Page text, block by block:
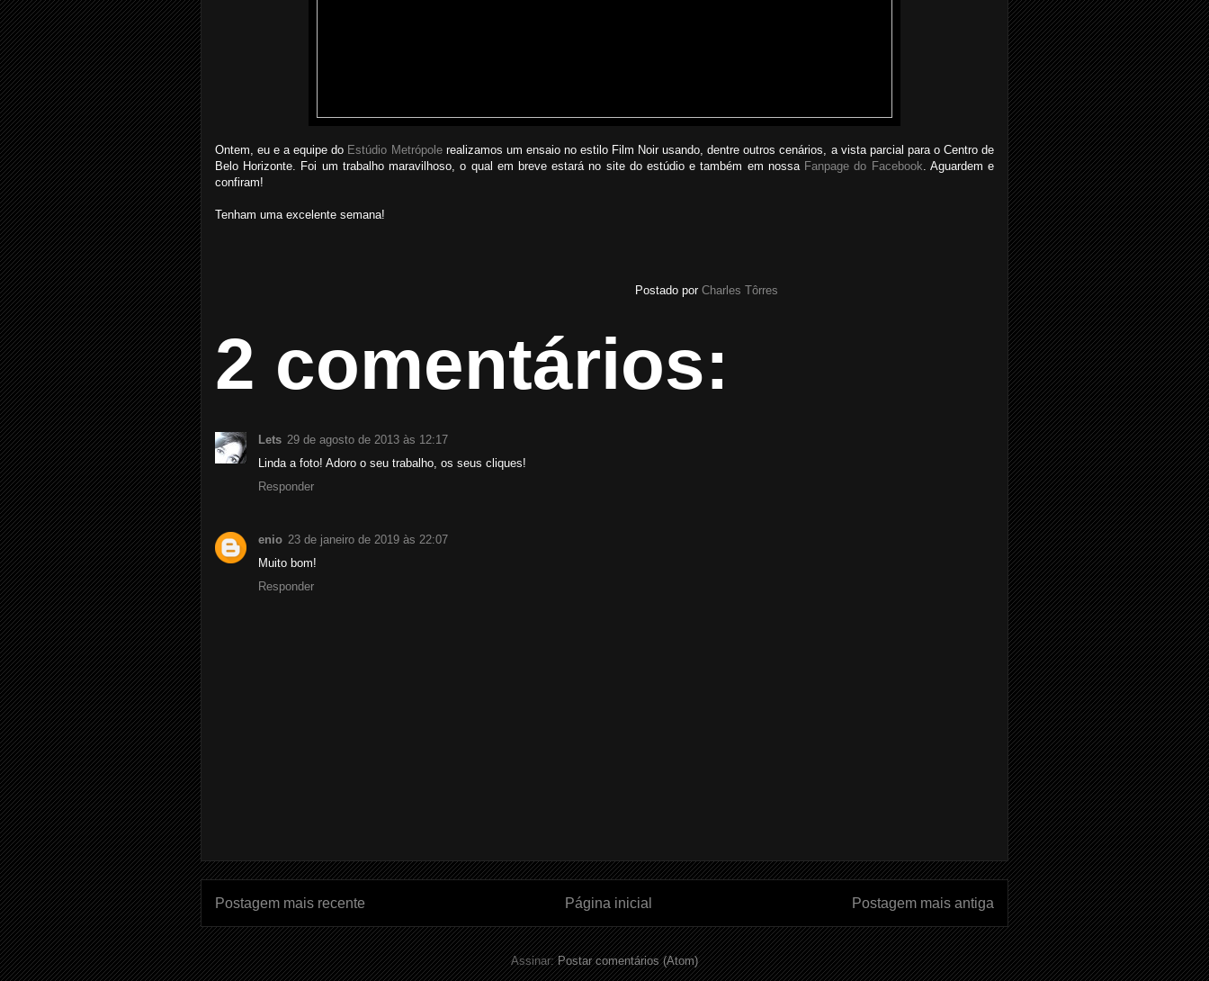
Ontem, eu e a equipe do Estúdio Metrópolerealizamos um ensaio no estilo Film Noir usando, dentre outros cenários, a vista parcial para o Centro de
Belo Horizonte. Foi um trabalho maravilhoso, o qual em breve estará no site do estúdio e também em nossa Fanpage do Facebook . Aguardem e
confiram!
Tenham uma excelente semana!
Postado por Charles Tôrres
2 comentários:
Lets 29 de agosto de 2013 às 12:17
Linda a foto! Adoro o seu trabalho, os seus cliques!
Responder
enio 23 de janeiro de 2019 às 22:07
Muito bom!
Responder
Postagem mais recente Postagem mais antiga
Página inicial
Assinar:Postar comentários (Atom)